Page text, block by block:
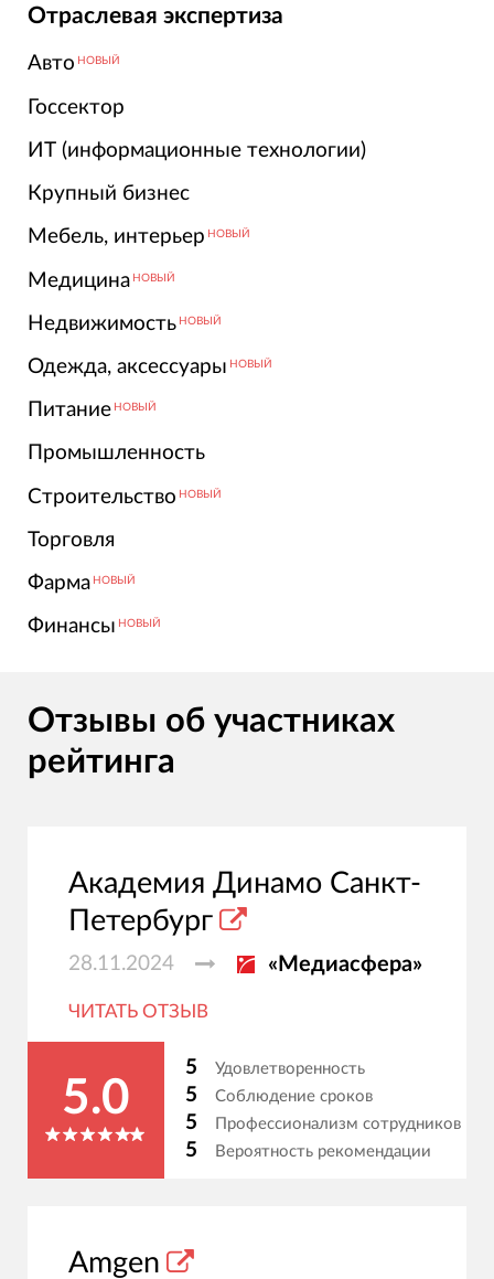
Отраслевая экспертиза
Авто НОВЫЙ
Госсектор
ИТ (информационные технологии)
Крупный бизнес
Мебель, интерьер НОВЫЙ
Медицина НОВЫЙ
Недвижимость НОВЫЙ
Одежда, аксессуары НОВЫЙ
Питание НОВЫЙ
Промышленность
Строительство НОВЫЙ
Торговля
Фарма НОВЫЙ
Финансы НОВЫЙ
Отзывы об участниках
рейтинга
Академия Динамо Санкт-
Петербург
28.11.2024 «Медиасфера»
ЧИТАТЬ ОТЗЫВ
5.0
5 Удовлетворенность
5 Соблюдение сроков
5 Профессионализм сотрудников
5 Вероятность рекомендации
Amgen